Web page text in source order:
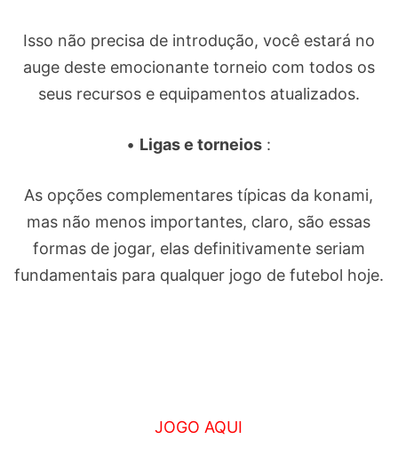
Isso não precisa de introdução, você estará no
auge deste emocionante torneio com todos os
seus recursos e equipamentos atualizados.
• Ligas e torneios :
As opções complementares típicas da konami,
mas não menos importantes, claro, são essas
formas de jogar, elas definitivamente seriam
fundamentais para qualquer jogo de futebol hoje.
JOGO AQUI